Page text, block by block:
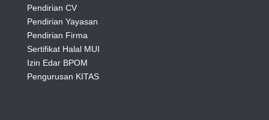
Pendirian CV
Pendirian Yayasan
Pendirian Firma
Sertifikat Halal MUI
Izin Edar BPOM
Pengurusan KITAS